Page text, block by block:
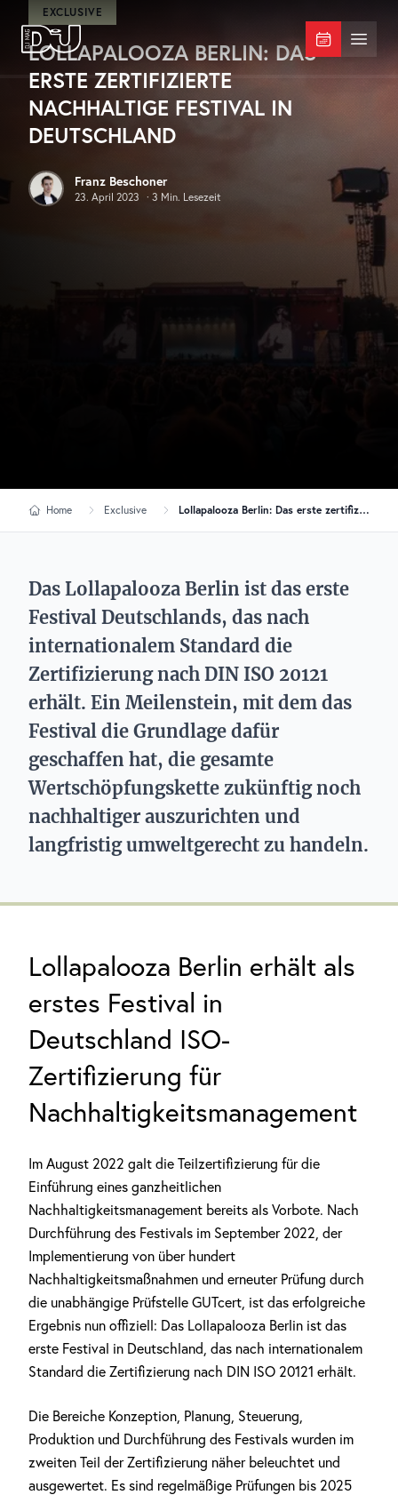
Zum Hauptinhalt springen
DJ Mag Germany Menü
EXCLUSIVE
LOLLAPALOOZA BERLIN: DAS
ERSTE ZERTIFIZIERTE
NACHHALTIGE FESTIVAL IN
DEUTSCHLAND
Franz Beschoner
23. April 2023 · 3 Min. Lesezeit
Home Exclusive Lollapalooza Berlin: Das erste zertifizierte nachhaltige Festival in Deutschland
Das Lollapalooza Berlin ist das erste
Festival Deutschlands, das nach
internationalem Standard die
Zertifizierung nach DIN ISO 20121
erhält. Ein Meilenstein, mit dem das
Festival die Grundlage dafür
geschaffen hat, die gesamte
Wertschöpfungskette zukünftig noch
nachhaltiger auszurichten und
langfristig umweltgerecht zu handeln.
Lollapalooza Berlin erhält als
erstes Festival in
Deutschland ISO-
Zertifizierung für
Nachhaltigkeitsmanagement
Im August 2022 galt die Teilzertifizierung für die
Einführung eines ganzheitlichen
Nachhaltigkeitsmanagement bereits als Vorbote. Nach
Durchführung des Festivals im September 2022, der
Implementierung von über hundert
Nachhaltigkeitsmaßnahmen und erneuter Prüfung durch
die unabhängige Prüfstelle GUTcert, ist das erfolgreiche
Ergebnis nun offiziell: Das Lollapalooza Berlin ist das
erste Festival in Deutschland, das nach internationalem
Standard die Zertifizierung nach DIN ISO 20121 erhält.
Die Bereiche Konzeption, Planung, Steuerung,
Produktion und Durchführung des Festivals wurden im
zweiten Teil der Zertifizierung näher beleuchtet und
ausgewertet. Es sind regelmäßige Prüfungen bis 2025